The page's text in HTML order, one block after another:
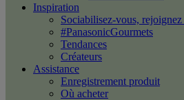
Inspiration
Sociabilisez-vous,
#PanasonicGourmets
Tendances
Créateurs
Assistance
Enregistrement produit
Où acheter